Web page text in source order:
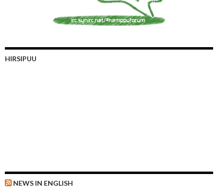
HIRSIPUU
NEWS IN ENGLISH